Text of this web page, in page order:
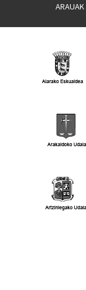
ARAUAK